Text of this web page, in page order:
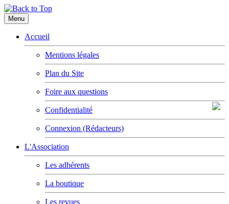
Menu
Accueil
Mentions légales
Plan du Site
Foire aux questions
Confidentialité
Connexion (Rédacteurs)
L'Association
Les adhérents
La boutique
Les revues